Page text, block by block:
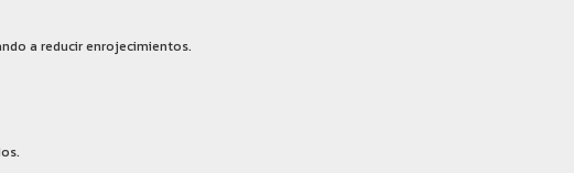
a reducir enrojecimientos.